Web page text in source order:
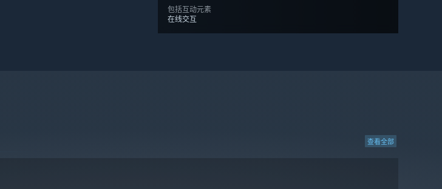
包括互动元素
在线交互
查看全部